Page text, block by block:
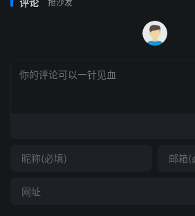
抢沙发